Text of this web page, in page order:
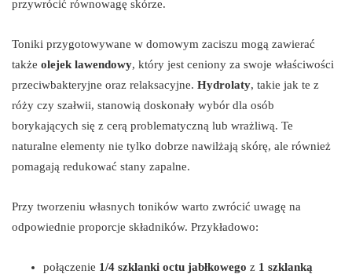
przywrócić równowagę skórze.
Toniki przygotowywane w domowym zaciszu mogą zawierać
także olejek lawendowy, który jest ceniony za swoje właściwości
przeciwbakteryjne oraz relaksacyjne. Hydrolaty, takie jak te z
róży czy szałwii, stanowią doskonały wybór dla osób
borykających się z cerą problematyczną lub wrażliwą. Te
naturalne elementy nie tylko dobrze nawilżają skórę, ale również
pomagają redukować stany zapalne.
Przy tworzeniu własnych toników warto zwrócić uwagę na
odpowiednie proporcje składników. Przykładowo:
połączenie 1/4 szklanki octu jabłkowego z 1 szklanką